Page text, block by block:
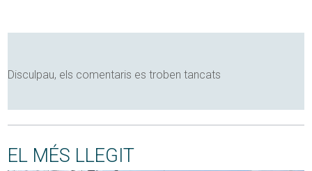
Disculpau, els comentaris es troben tancats
EL MÉS LLEGIT